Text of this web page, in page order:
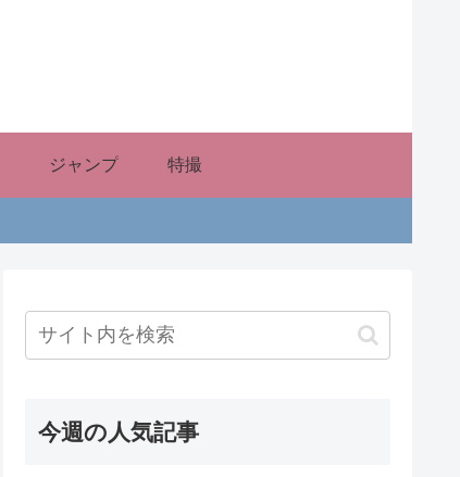
ジャンプ 特撮
今週の人気記事